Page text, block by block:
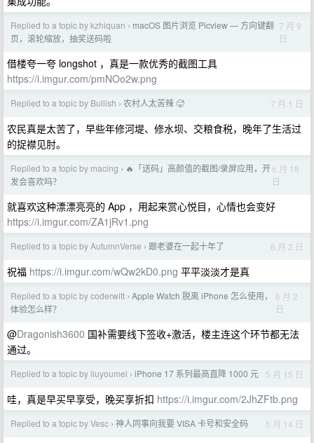
Replied to a topic by kzhiquan › macOS 图片浏览 Picview — 方向键翻
页，滚轮缩放，抽奖送码啦
7 月 9
日
借楼夸一夸 longshot ，真是一款优秀的截图工具
https://i.imgur.com/pmNOo2w.png
Replied to a topic by Bullish › 农村人太苦辣 🥵 7 月 1 日
农民真是太苦了，早些年修河堤、修水坝、交粮食税，晚年了生活过
的捉襟见肘。
Replied to a topic by macing › 🔥「送码」高颜值的截图/录屏应用，开
发会喜欢吗？
6 月 18
日
就喜欢这种漂漂亮亮的 App ，用起来赏心悦目，心情也会变好
https://i.imgur.com/ZA1jRv1.png
Replied to a topic by AutumnVerse › 跟老婆在一起十年了 6 月 2 日
祝福 https://i.imgur.com/wQw2kD0.png 平平淡淡才是真
Replied to a topic by coderwitt › Apple Watch 脱离 iPhone 怎么使用，
体验怎么样？
6 月 2
日
@Dragonish3600 国补需要线下签收+激活，楼主连这个环节都无法
通过。
Replied to a topic by liuyoumei › iPhone 17 系列最高直降 1000 元 5 月 15 日
哇，真是早买早享受，晚买享折扣 https://i.imgur.com/2JhZFtb.png
Replied to a topic by Vesc › 神人同事向我要 VISA 卡号和安全码 5 月 14 日